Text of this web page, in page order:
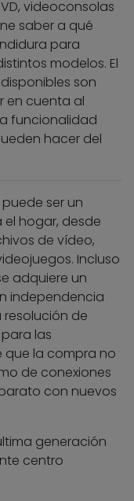
videoconsolas
saber a qué
para
modelos. El
son
en cuenta al
funcionalidad
hacer del
ser un
el hogar, desde
de vídeo,
Incluso
adquiere un
independencia
de
las
que la compra no
de conexiones
con nuevos
generación
centro